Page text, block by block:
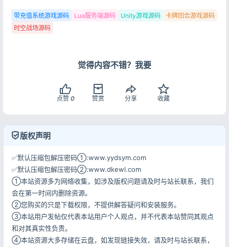
带充值系统游戏源码 Lua服务端源码 Unity游戏源码
卡牌回合游戏源码
时空战场源码
觉得内容不错？我要
点赞 0 赞赏 分享 收藏
版权声明
✅默认压缩包解压密码①:www.yydsym.com
✅默认压缩包解压密码②:www.dkewl.com
①本站资源多为网络收集，如涉及版权问题请及时与站长联系，我们
会在第一时间内删除资源。
②您购买的只是下载权限，不提供解答疑问和安装服务。
③本站用户发帖仅代表本站用户个人观点，并不代表本站赞同其观点
和对其真实性负责。
④本站资源大多存储在云盘，如发现链接失效，请及时与站长联系，
没有账号？立即注册
登录